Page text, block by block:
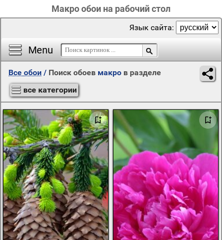
Макро обои на рабочий стол
Menu
Язык сайта:
Все обои / Поиск обоев макро в разделе
все категории